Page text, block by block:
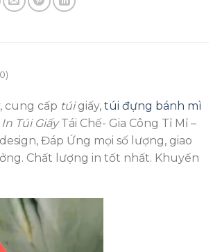
cung cấp túigiấy, túi đựng bánh mì
In Túi GiấyTái Chế- Gia Công Tỉ Mỉ –
Đáp Ứng mọi số lượng, giao
Chất lượng in tốt nhất. Khuyến